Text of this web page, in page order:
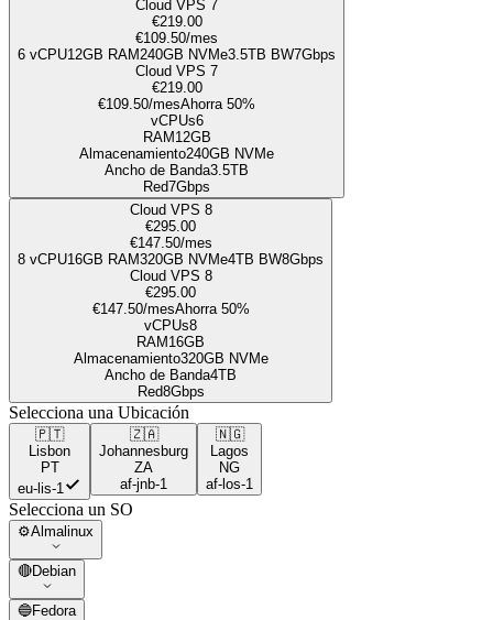
Cloud VPS 7
€219.00
€109.50/mes
6 vCPU12GB RAM 240GB NVMe3.5TB BW7Gbps
Cloud VPS 7
€219.00
€109.50/mesAhorra 50%
vCPUs6
RAM 12GB
Almacenamiento240GB NVMe
Ancho de Banda3.5TB
Red7Gbps
Cloud VPS 8
€295.00
€147.50/mes
8 vCPU16GB RAM320GB NVMe4TB BW8Gbps
Cloud VPS 8
€295.00
€147.50/mesAhorra 50%
vCPUs8
RAM 16GB
Almacenamiento320GB NVMe
Ancho de Banda4TB
Red8Gbps
Selecciona una Ubicación
🇵🇹
Lisbon
PT
eu-lis-1
🇿🇦
Johannesburg
ZA
af-jnb-1
🇳🇬
Lagos
NG
af-los-1
Selecciona un SO
⚙️Almalinux
🔴Debian
🔵Fedora